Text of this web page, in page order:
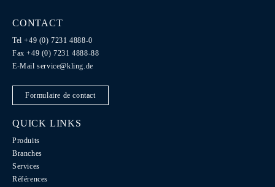
CONTACT
Tel +49 (0) 7231 4888-0
Fax +49 (0) 7231 4888-88
E-Mailservice@kling.de
Formulaire de contact
QUICK LINKS
Produits
Branches
Services
Références